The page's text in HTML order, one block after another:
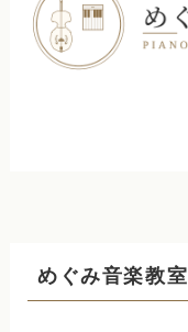
めぐみ音楽教室